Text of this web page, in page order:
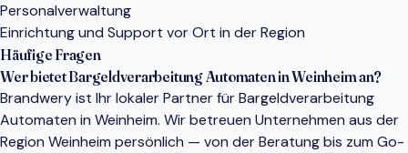
Personalverwaltung
Einrichtung und Support vor Ort in der Region
Häufige Fragen
Wer bietet Bargeldverarbeitung Automaten in Weinheim an?
Brandwery ist Ihr lokaler Partner für Bargeldverarbeitung
Automaten in Weinheim. Wir betreuen Unternehmen aus der
Region Weinheim persönlich — von der Beratung bis zum Go-